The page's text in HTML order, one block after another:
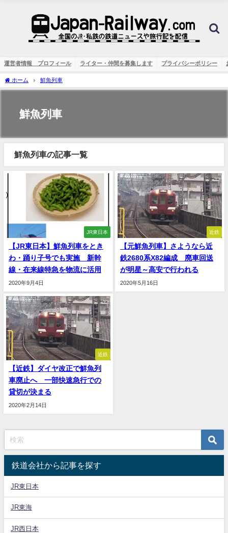
運営者情報 プロフィール ライター・仲間を募集します プライバシーポリシー
ホーム 鮮魚列車
鮮魚列車
鮮魚列車の記事一覧
JR東日本
【JR東日本】鮮魚列車をとき
わ・踊り子号でも実施 新幹
線・在来線特急を物流に活用
2020年9月4日
近鉄
【元鮮魚列車】さようなら近
鉄2680系X82編成 廃車回送
が明星～高安で行われる
2020年5月16日
近鉄
【近鉄】ダイヤ改正で鮮魚列
車廃止へ 一部快速急行での
貸切が決まる
2020年2月14日
鉄道会社から記事を探す
JR東日本
JR東海
JR西日本